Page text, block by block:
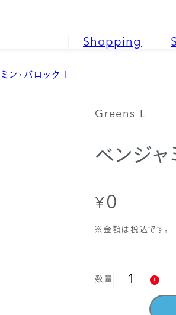
Shopping
ン・バロック L
Greens L
ベンジャ
通
価
¥ 0
※金額は税込です。
数量